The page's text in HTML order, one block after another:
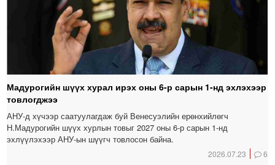
Мадурогийн шүүх хурал ирэх оны 6-р сарын 1-нд эхлэхээр
товлогджээ
АНУ-д хүчээр саатуулагдаж буй Венесуэлийн ерөнхийлөгч
Н.Мадурогийн шүүх хурлын товыг 2027 оны 6-р сарын 1-нд
эхлүүлэхээр АНУ-ын шүүгч товлосон байна.
2026.07.23 6